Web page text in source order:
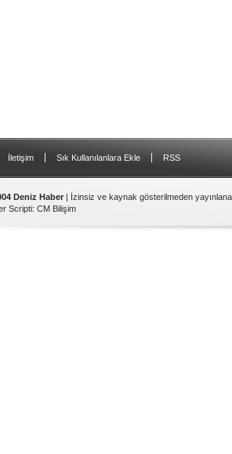
İletişim Sık Kullanılanlara Ekle RSS
Deniz Haber | İzinsiz ve kaynak gösterilmeden
Scripti: CM Bilişim